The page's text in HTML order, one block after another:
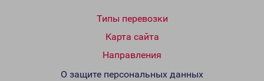
Типы перевозки
Карта сайта
Направления
О защите персональных данных